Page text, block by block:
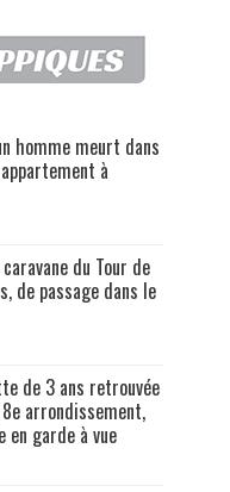
homme meurt dans
à
du Tour de
de passage dans le
de 3 ans retrouvée
arrondissement,
en garde à vue